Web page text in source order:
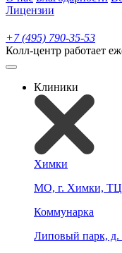
Лицензии
+7 (495) 790-35-53
Колл-центр работает
Клиники
Химки
МО, г. Химки,
Коммунарка
Липовый парк, д.